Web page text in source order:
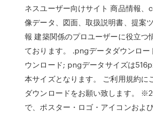
ネスユーザー向けサイト 商品情報、
像データ、図面、取扱説明書、提案
報 建築関係のプロユーザーに役立つ
ております。 .pngデータダウンロー
ウンロード; pngデータサイズは
本サイズとなります。 ご利用規約に
ダウンロードをお願い致します。
で、ポスター・ロゴ・アイコンおよ